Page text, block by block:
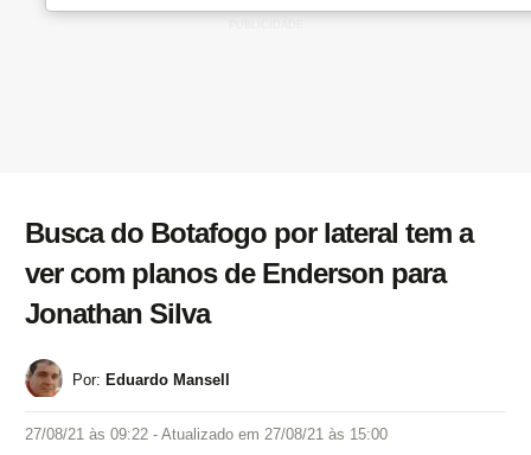
Busca do Botafogo por lateral tem a
ver com planos de Enderson para
Jonathan Silva
Por: Eduardo Mansell
27/08/21 às 09:22 - Atualizado em 27/08/21 às 15:00